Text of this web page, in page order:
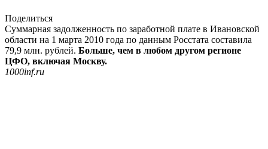
Поделиться
Суммарная задолженность по заработной плате в Ивановской
области на 1 марта 2010 года по данным Росстата составила
79,9 млн. рублей. Больше, чем в любом другом регионе
ЦФО, включая Москву.
1000inf.ru